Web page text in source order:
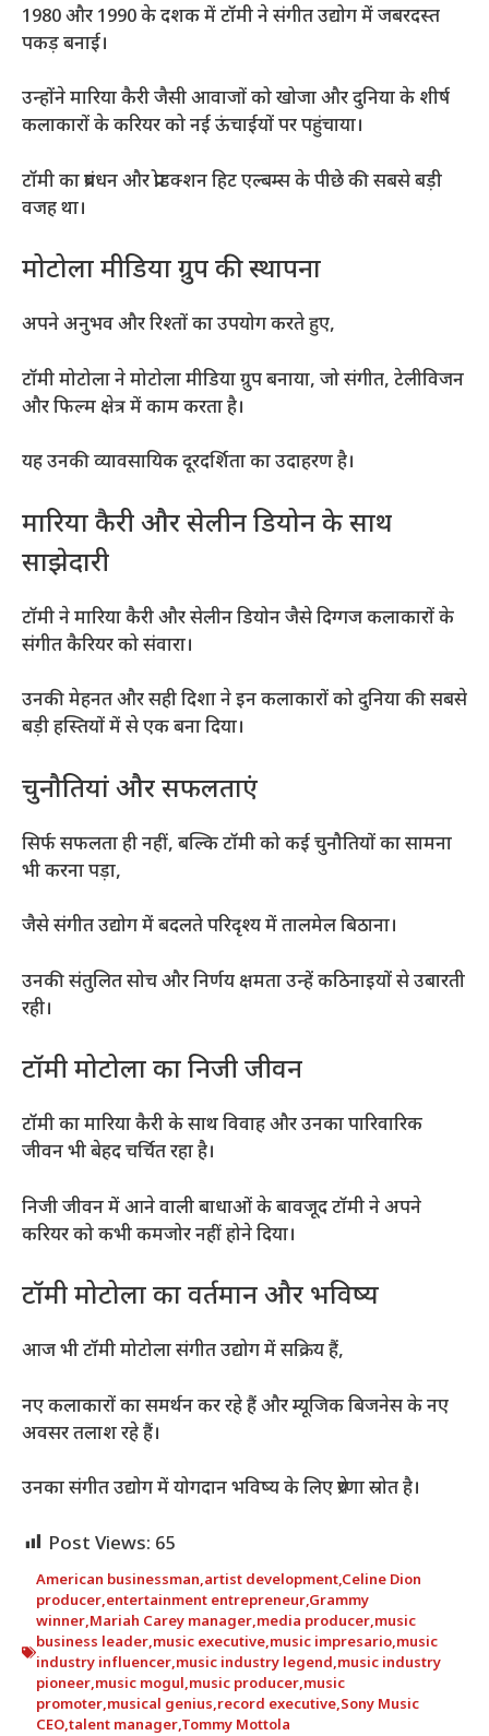
1980 और 1990 के दशक में टॉमी ने संगीत उद्योग में जबरदस्त
पकड़ बनाई।
उन्होंने मारिया कैरी जैसी आवाजों को खोजा और दुनिया के शीर्ष
कलाकारों के करियर को नई ऊंचाईयों पर पहुंचाया।
टॉमी का प्रबंधन और प्रोडक्शन हिट एल्बम्स के पीछे की सबसे बड़ी
वजह था।
मोटोला मीडिया ग्रुप की स्थापना
अपने अनुभव और रिश्तों का उपयोग करते हुए,
टॉमी मोटोला ने मोटोला मीडिया ग्रुप बनाया, जो संगीत, टेलीविजन
और फिल्म क्षेत्र में काम करता है।
यह उनकी व्यावसायिक दूरदर्शिता का उदाहरण है।
मारिया कैरी और सेलीन डियोन के साथ
साझेदारी
टॉमी ने मारिया कैरी और सेलीन डियोन जैसे दिग्गज कलाकारों के
संगीत कैरियर को संवारा।
उनकी मेहनत और सही दिशा ने इन कलाकारों को दुनिया की सबसे
बड़ी हस्तियों में से एक बना दिया।
चुनौतियां और सफलताएं
सिर्फ सफलता ही नहीं, बल्कि टॉमी को कई चुनौतियों का सामना
भी करना पड़ा,
जैसे संगीत उद्योग में बदलते परिदृश्य में तालमेल बिठाना।
उनकी संतुलित सोच और निर्णय क्षमता उन्हें कठिनाइयों से उबारती
रही।
टॉमी मोटोला का निजी जीवन
टॉमी का मारिया कैरी के साथ विवाह और उनका पारिवारिक
जीवन भी बेहद चर्चित रहा है।
निजी जीवन में आने वाली बाधाओं के बावजूद टॉमी ने अपने
करियर को कभी कमजोर नहीं होने दिया।
टॉमी मोटोला का वर्तमान और भविष्य
आज भी टॉमी मोटोला संगीत उद्योग में सक्रिय हैं,
नए कलाकारों का समर्थन कर रहे हैं और म्यूजिक बिजनेस के नए
अवसर तलाश रहे हैं।
उनका संगीत उद्योग में योगदान भविष्य के लिए प्रेरणा स्रोत है।
Post Views: 65
American businessman,artist development,Celine Dion
producer,entertainment entrepreneur,Grammy
winner,Mariah Carey manager,media producer,music
business leader,music executive,music impresario,music
industry influencer,music industry legend,music industry
pioneer,music mogul,music producer,music
promoter,musical genius,record executive,Sony Music
CEO,talent manager,Tommy Mottola